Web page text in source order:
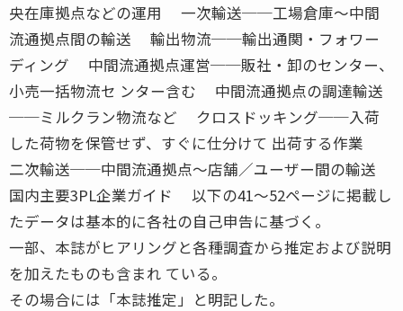
央在庫拠点などの運用 一次輸送──工場倉庫〜中間
流通拠点間の輸送 輸出物流──輸出通関・フォワー
ディング 中間流通拠点運営──販社・卸のセンター、
小売一括物流セ ンター含む 中間流通拠点の調達輸送
──ミルクラン物流など クロスドッキング──入荷
した荷物を保管せず、すぐに仕分けて 出荷する作業
二次輸送──中間流通拠点〜店舗／ユーザー間の輸送
国内主要3PL企業ガイド 以下の41〜52ページに掲載し
たデータは基本的に各社の自己申告に基づく。
一部、本誌がヒアリングと各種調査から推定および説明
を加えたものも含まれ ている。
その場合には「本誌推定」と明記した。